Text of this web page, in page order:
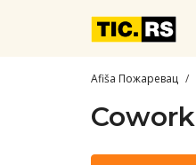
Afiša Пожаревац